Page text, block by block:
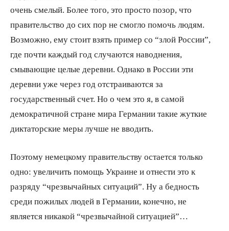
очень смелый. Более того, это просто позор, что
правительство до сих пор не смогло помочь людям.
Возможно, ему стоит взять пример со “злой России”,
где почти каждый год случаются наводнения,
смывающие целые деревни. Однако в России эти
деревни уже через год отстраиваются за
государственный счет. Но о чем это я, в самой
демократичной стране мира Германии такие жуткие
диктаторские меры лучше не вводить.
Поэтому немецкому правительству остается только
одно: увеличить помощь Украине и отнести это к
разряду “чрезвычайных ситуаций”. Ну а бедность
среди пожилых людей в Германии, конечно, не
является никакой “чрезвычайной ситуацией”…